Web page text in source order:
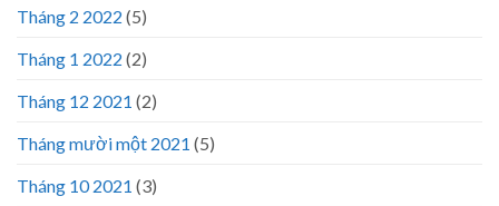
Tháng 2 2022 (5)
Tháng 1 2022 (2)
Tháng 12 2021 (2)
Tháng mười một 2021 (5)
Tháng 10 2021 (3)